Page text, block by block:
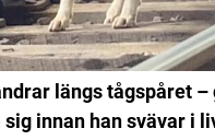
längs tågspåret –
innan han svävar i